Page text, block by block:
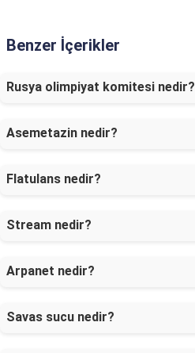
Benzer İçerikler
Rusya olimpiyat komitesi nedir?
Asemetazin nedir?
Flatulans nedir?
Stream nedir?
Arpanet nedir?
Savas sucu nedir?